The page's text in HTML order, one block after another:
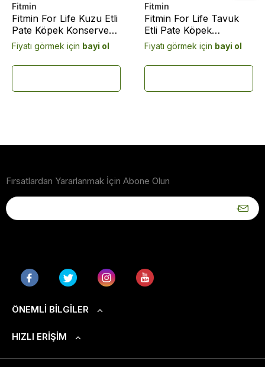
Fitmin
Fitmin For Life Kuzu Etli
Pate Köpek Konserve
Maması 400 Gram
Fiyatı görmek için bayi ol
Fitmin
Fitmin For Life Tavuk
Etli Pate Köpek
Konserve Maması 400
Gram
Fiyatı görmek için bayi ol
ÖNEMLI BILGILER
HIZLI ERIŞIM
Fırsatlardan Yararlanmak İçin Abone Olun